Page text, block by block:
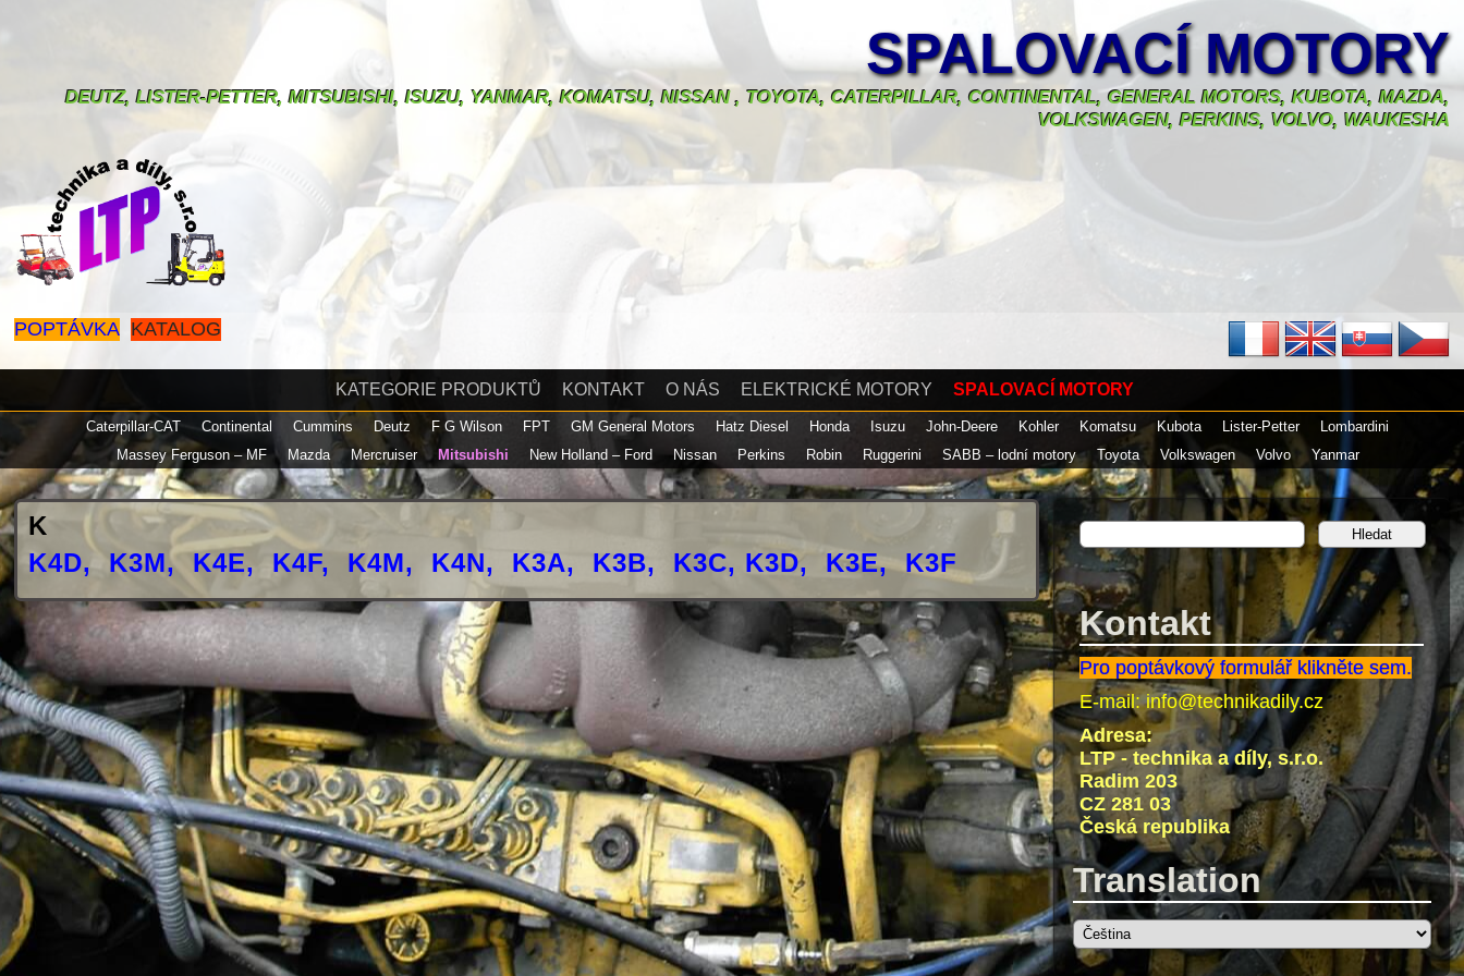
SPALOVACÍ MOTORY
DEUTZ, LISTER-PETTER, MITSUBISHI, ISUZU, YANMAR, KOMATSU, NISSAN , TOYOTA, CATERPILLAR, CONTINENTAL, GENERAL MOTORS, KUBOTA, MAZDA,
VOLKSWAGEN, PERKINS, VOLVO, WAUKESHA
POPTÁVKA KATALOG
KATEGORIE PRODUKTŮ KONTAKT O NÁS ELEKTRICKÉ MOTORY SPALOVACÍ MOTORY
Caterpillar-CAT Continental Cummins Deutz F G Wilson FPT GM General Motors Hatz Diesel Honda Isuzu John-Deere Kohler Komatsu Kubota Lister-Petter
Lombardini
Massey Ferguson – MF
Mazda Mercruiser Mitsubishi New Holland – Ford Nissan Perkins Robin Ruggerini SABB – lodní motory Toyota Volkswagen Volvo Yanmar
Kontakt
Pro poptávkový formulář klikněte sem.
E-mail:info@technikadily.cz
Adresa:
LTP - technika a díly, s.r.o.
Radim 203
CZ 281 03
Česká republika
Translation
K
K4D, K3M, K4E, K4F, K4M, K4N, K3A, K3B, K3C, K3D, K3E,K3F